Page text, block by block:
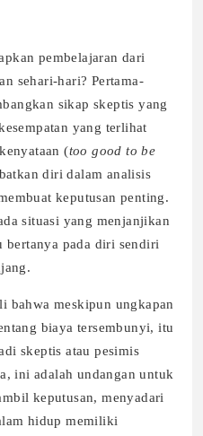
pembelajaran dari
sehari-hari? Pertama-
sikap skeptis yang
yang terlihat
(too good to be
diri dalam analisis
keputusan penting.
situasi yang menjanjikan
bertanya pada diri sendiri
bahwa meskipun ungkapan
biaya tersembunyi, itu
skeptis atau pesimis
ini adalah undangan untuk
keputusan, menyadari
hidup memiliki